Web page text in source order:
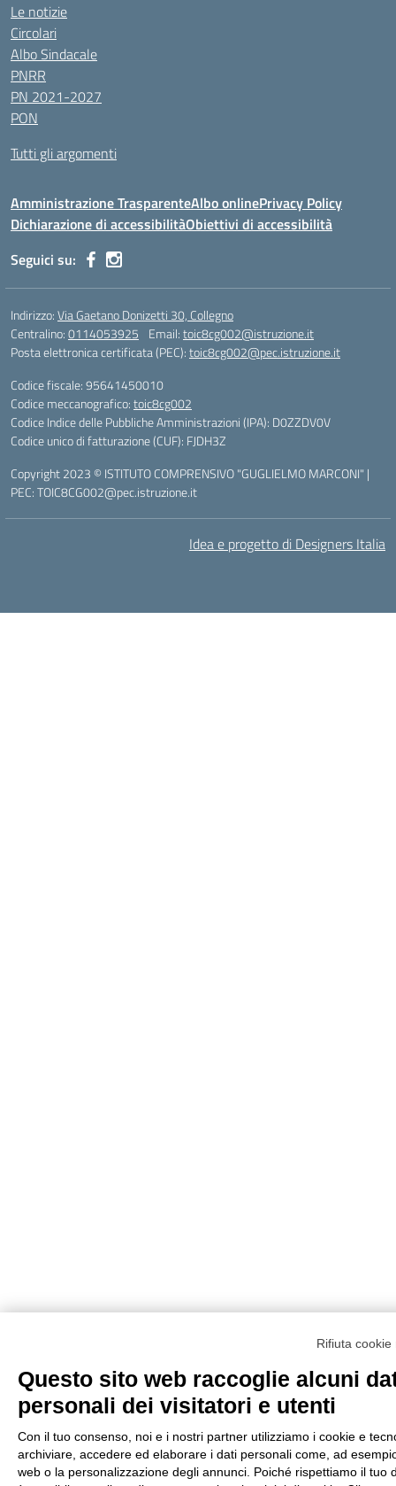
Le notizie
Circolari
Albo Sindacale
PNRR
PN 2021-2027
PON
Tutti gli argomenti
Amministrazione TrasparenteAlbo onlinePrivacy Policy
Dichiarazione di accessibilitàObiettivi di accessibilità
Seguici su:
Indirizzo:Via Gaetano Donizetti 30, Collegno
Centralino:0114053925 Email:toic8cg002@istruzione.it
Posta elettronica certificata (PEC):toic8cg002@pec.istruzione.it
Codice fiscale: 95641450010
Codice meccanografico:toic8cg002
Codice Indice delle Pubbliche Amministrazioni (IPA): D0ZZDV0V
Codice unico di fatturazione (CUF): FJDH3Z
Copyright 2023 © ISTITUTO COMPRENSIVO "GUGLIELMO MARCONI" |
PEC: TOIC8CG002@pec.istruzione.it
Idea e progetto di Designers Italia
Rifiuta
Questo sito web raccoglie alcuni
personali dei visitatori e utenti
Con il tuo consenso, noi e i nostri partner utilizziamo i cookie e
archiviare, accedere ed elaborare i dati personali come, ad
web o la personalizzazione degli annunci. Poiché rispettiamo il tuo